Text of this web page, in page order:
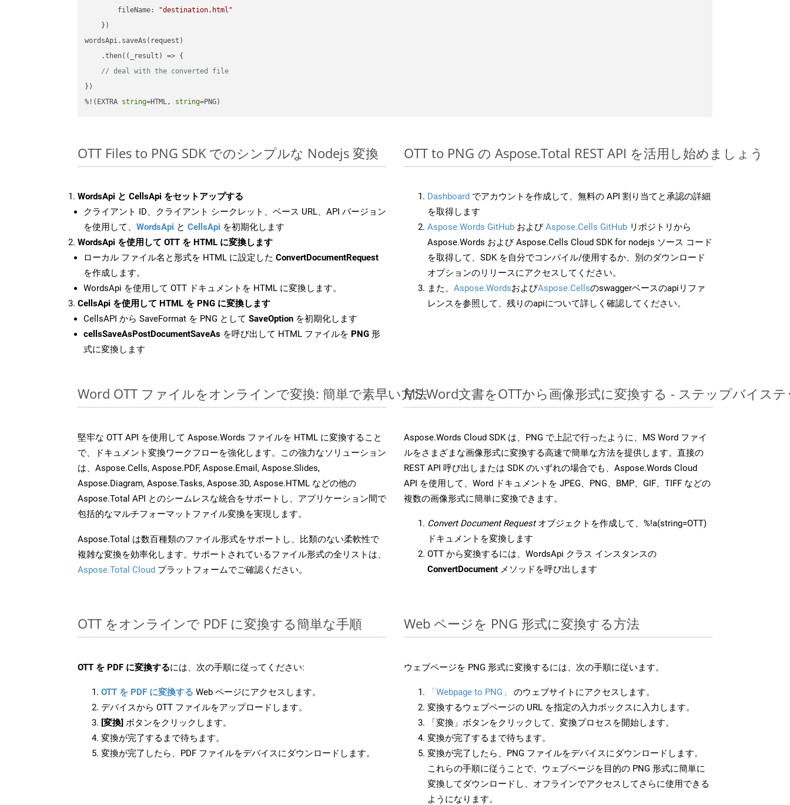
fileName:
"destination.html"
    })
wordsApi.saveAs(request)
    .then(
( _result ) => {
// deal with the converted file
})
%!(EXTRA string=HTML, string=PNG)
OTT Files to PNG SDK でのシンプルな Nodejs 変換
WordsApi と CellsApi をセットアップする
クライアント ID、クライアント シークレット、ベース URL、API バージョン
を使用して、 WordsApi と CellsApi を初期化します
WordsApi を使用して OTT を HTML に変換します
ローカル ファイル名と形式を HTML に設定した ConvertDocumentRequest
を作成します。
WordsApi を使用して OTT ドキュメントを HTML に変換します。
CellsApi を使用して HTML を PNG に変換します
CellsAPI から SaveFormat を PNG として SaveOption を初期化します
cellsSaveAsPostDocumentSaveAs を呼び出して HTML ファイルを PNG 形
式に変換します
OTT to PNG の Aspose.Total REST API を活用し始めましょう
Dashboard でアカウントを作成して、無料の API 割り当てと承認の詳細
を取得します
Aspose.Words GitHub およびAspose.Cells GitHub リポジトリから
Aspose.Words および Aspose.Cells Cloud SDK for nodejs ソース コード
を取得して、SDK を自分でコンパイル/使用するか、別のダウンロード
オプションのリリースにアクセスしてください。
また、 Aspose.WordsおよびAspose.Cellsのswaggerベースのapiリファ
レンスを参照して、残りのapiについて詳しく確認してください。
Word OTT ファイルをオンラインで変換: 簡単で素早い方法
堅牢な OTT API を使用して Aspose.Words ファイルを HTML に変換すること
で、ドキュメント変換ワークフローを強化します。この強力なソリューション
は、Aspose.Cells, Aspose.PDF, Aspose.Email, Aspose.Slides,
Aspose.Diagram, Aspose.Tasks, Aspose.3D, Aspose.HTML などの他の
Aspose.Total API とのシームレスな統合をサポートし、アプリケーション間で
包括的なマルチフォーマットファイル変換を実現します。
Aspose.Total は数百種類のファイル形式をサポートし、比類のない柔軟性で
複雑な変換を効率化します。サポートされているファイル形式の全リストは、
Aspose.Total Cloud プラットフォームでご確認ください。
MS Word文書をOTTから画像形式に変換する - ステップバイス
Aspose.Words Cloud SDK は、PNG で上記で行ったように、MS Word ファイ
ルをさまざまな画像形式に変換する高速で簡単な方法を提供します。直接の
REST API 呼び出しまたは SDK のいずれの場合でも、Aspose.Words Cloud
API を使用して、Word ドキュメントを JPEG、PNG、BMP、GIF、TIFF などの
複数の画像形式に簡単に変換できます。
Convert Document Requestオブジェクトを作成して、%!a(string=OTT)
ドキュメントを変換します
OTT から変換するには、WordsApi クラス インスタンスの
ConvertDocument メソッドを呼び出します
OTT をオンラインで PDF に変換する簡単な手順
OTT を PDF に変換するには、次の手順に従ってください:
OTT を PDF に変換する Web ページにアクセスします。
デバイスから OTT ファイルをアップロードします。
[変換] ボタンをクリックします。
変換が完了するまで待ちます。
変換が完了したら、PDF ファイルをデバイスにダウンロードします。
Web ページを PNG 形式に変換する方法
ウェブページを PNG 形式に変換するには、次の手順に従います。
「Webpage to PNG」
のウェブサイトにアクセスします。
変換するウェブページの URL を指定の入力ボックスに入力します。
「変換」ボタンをクリックして、変換プロセスを開始します。
変換が完了するまで待ちます。
変換が完了したら、PNG ファイルをデバイスにダウンロードします。
これらの手順に従うことで、ウェブページを目的の PNG 形式に簡単に
変換してダウンロードし、オフラインでアクセスしてさらに使用できる
ようになります。